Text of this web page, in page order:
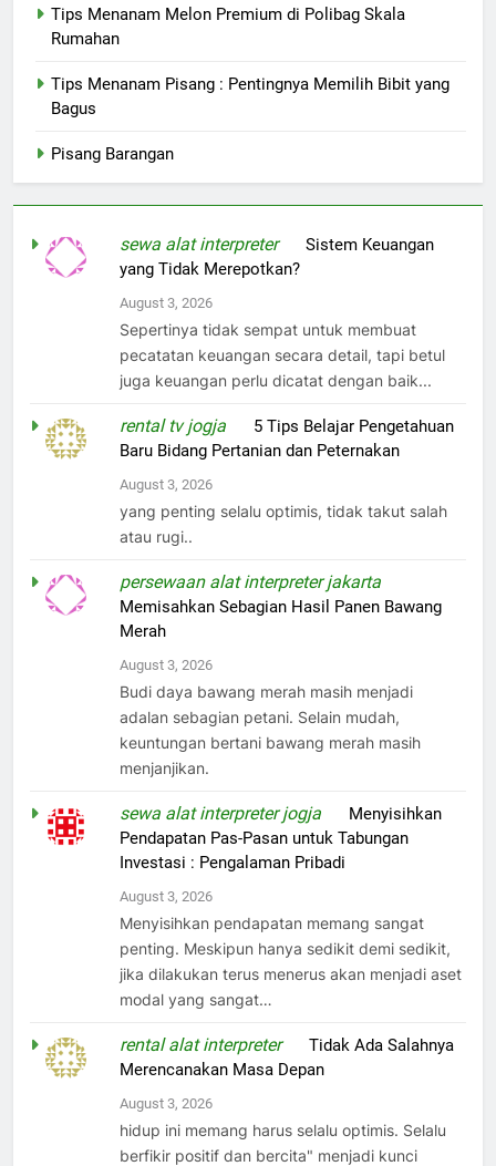
Tips Menanam Melon Premium di Polibag Skala
Rumahan
Tips Menanam Pisang : Pentingnya Memilih Bibit yang
Bagus
Pisang Barangan
sewa alat interpreteronSistem Keuangan
yang Tidak Merepotkan?
August 3, 2026
Sepertinya tidak sempat untuk membuat
pecatatan keuangan secara detail, tapi betul
juga keuangan perlu dicatat dengan baik...
rental tv jogja
5 Tips Belajar Pengetahuan
Baru Bidang Pertanian dan Peternakan
August 3, 2026
yang penting selalu optimis, tidak takut salah
atau rugi..
persewaan alat interpreter jakarta
Memisahkan Sebagian Hasil Panen Bawang
Merah
August 3, 2026
Budi daya bawang merah masih menjadi
adalan sebagian petani. Selain mudah,
keuntungan bertani bawang merah masih
menjanjikan.
sewa alat interpreter jogja
Menyisihkan
Pendapatan Pas-Pasan untuk Tabungan
Investasi : Pengalaman Pribadi
August 3, 2026
Menyisihkan pendapatan memang sangat
penting. Meskipun hanya sedikit demi sedikit,
jika dilakukan terus menerus akan menjadi aset
modal yang sangat…
rental alat interpreteronTidak Ada Salahnya
Merencanakan Masa Depan
August 3, 2026
hidup ini memang harus selalu optimis. Selalu
berfikir positif dan bercita" menjadi kunci